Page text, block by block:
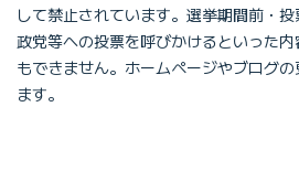
して禁止されています。選挙期間前・
政党等への投票を呼びかけるといった
もできません。ホームページやブログ
ます。